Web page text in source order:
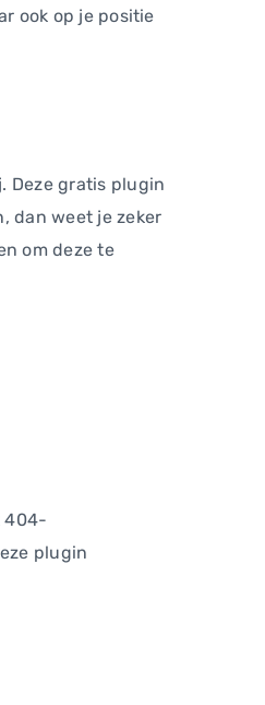
ook op je positie
Deze gratis plugin
dan weet je zeker
om deze te
404-
plugin